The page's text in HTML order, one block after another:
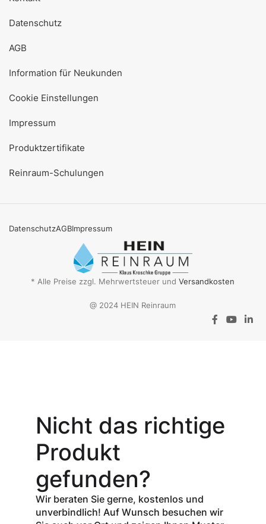
Datenschutz
AGB
Information für Neukunden
Cookie Einstellungen
Impressum
Produktzertifikate
Reinraum-Schulungen
DatenschutzAGBImpressum
* Alle Preise zzgl. Mehrwertsteuer undVersandkosten
@ 2024 HEIN Reinraum
Gutschein-Code
INSPEC30
erhalten Sie
% Rabattauf
den Netto-
Verkaufspreis
aller Produkte
der Marke
InSpec von
Nicht das richtige
Produkt
gefunden?
Wir beraten Sie gerne, kostenlos und
unverbindlich! Auf Wunsch besuchen wir